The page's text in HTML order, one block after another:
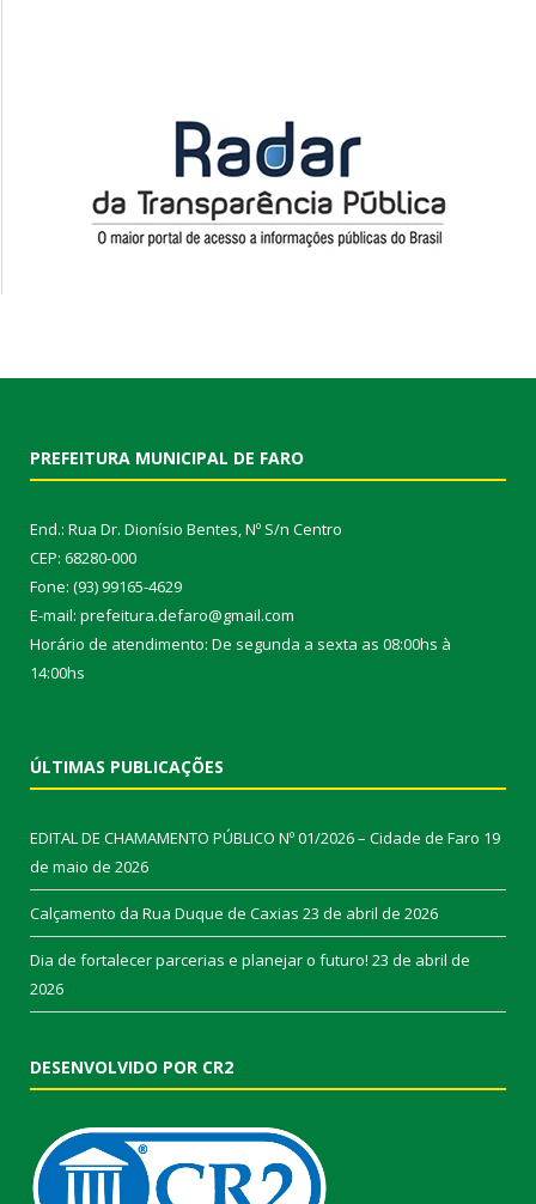
PREFEITURA MUNICIPAL DE FARO
End.: Rua Dr. Dionísio Bentes, Nº S/n Centro
CEP: 68280-000
Fone: (93) 99165-4629
E-mail: prefeitura.defaro@gmail.com
Horário de atendimento: De segunda a sexta as 08:00hs à
14:00hs
ÚLTIMAS PUBLICAÇÕES
EDITAL DE CHAMAMENTO PÚBLICO Nº 01/2026 – Cidade de Faro 19
de maio de 2026
Calçamento da Rua Duque de Caxias 23 de abril de 2026
Dia de fortalecer parcerias e planejar o futuro! 23 de abril de
2026
DESENVOLVIDO POR CR2